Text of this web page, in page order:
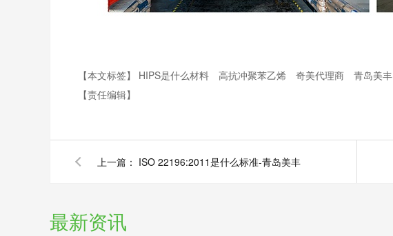
【本文标签】 HIPS是什么材料 高抗冲聚苯乙烯 奇美代理商
青岛美丰
【责任编辑】
上一篇： ISO 22196:2011是什么标准-青岛美丰
最新资讯